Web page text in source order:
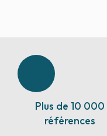
Plus de 10 000
références